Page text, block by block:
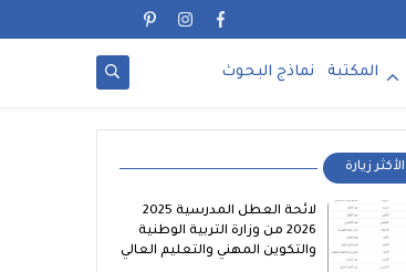
المكتبة نماذج البحوث
الأكثر زيارة
لائحة العطل المدرسية 2025
2026 من وزارة التربية الوطنية
والتكوين المهني والتعليم العالي